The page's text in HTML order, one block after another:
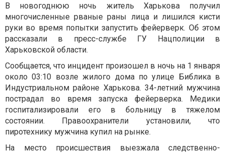
В новогоднюю ночь житель Харькова получил
многочисленные рваные раны лица и лишился кисти
руки во время попытки запустить фейерверк. Об этом
рассказали в пресс-службе ГУ Нацполиции в
Харьковской области.
Сообщается, что инцидент произошел в ночь на 1 января
около 03:10 возле жилого дома по улице Библика в
Индустриальном районе Харькова. 34-летний мужчина
пострадал во время запуска фейерверка. Медики
госпитализировали его в больницу в тяжелом
состоянии. Правоохранители установили, что
пиротехнику мужчина купил на рынке.
На место происшествия выезжала следственно-